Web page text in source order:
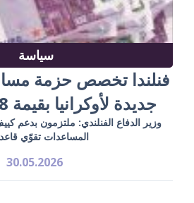
سياسة
فنلندا تخصص حزمة
جديدة لأوكرانيا بقيمة 128 مليون يورو
وزير الدفاع الفنلندي: ملتزمون بدعم
المساعدات تقوّي
30.05.2026